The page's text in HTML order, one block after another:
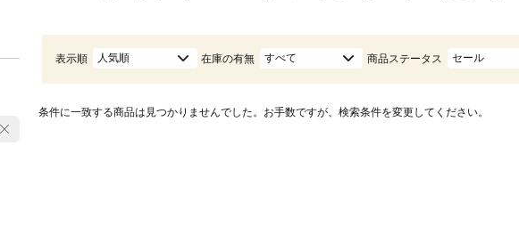
表示順 人気順 在庫の有無 すべて 商品ステータス セール
条件に一致する商品は見つかりませんでした。お手数ですが、検索条件を変更してください。